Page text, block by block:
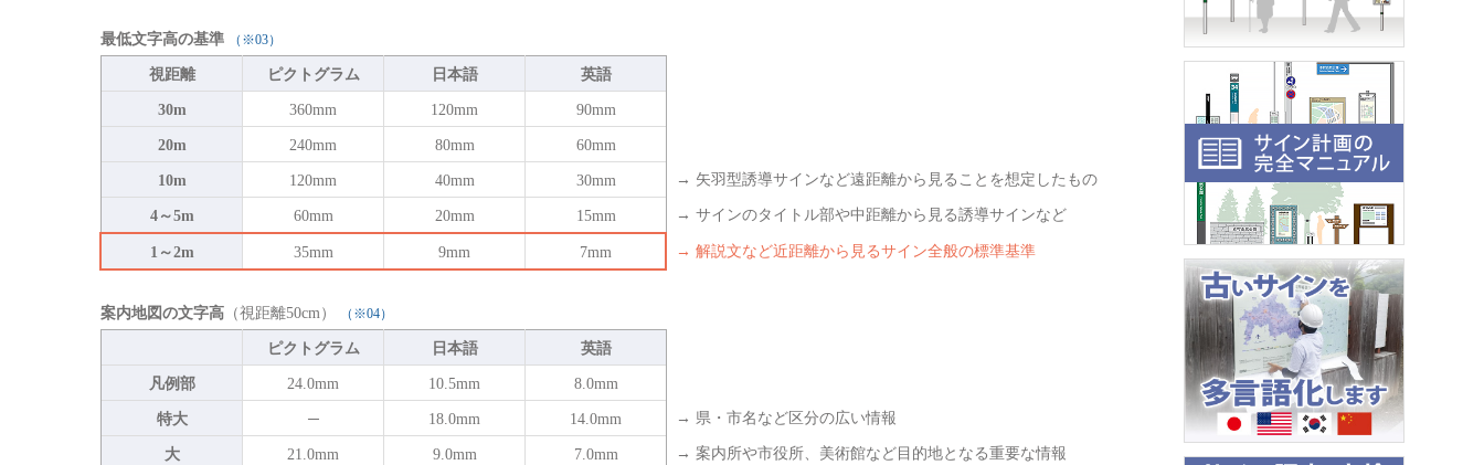
最低文字高の基準 （※03）
視距離 ピクトグラム 日本語
英語
30m
360mm 120mm
90mm
20m
240mm 80mm
60mm
10m
120mm 40mm 30mm → 矢羽型誘導サインなど遠距離から見ることを想定したもの
4～5m 60mm 20mm 15mm → サインのタイトル部や中距離から見る誘導サインなど
1～2m 35mm 9mm 7mm → 解説文など近距離から見るサイン全般の標準基準
案内地図の文字高 （視距離50cm） （※04）
ピクトグラム 日本語
英語
凡例部
24.0mm 10.5mm
8.0mm
特大
─ 18.0mm 14.0mm → 県・市名など区分の広い情報
大 21.0mm 9.0mm 7.0mm → 案内所や市役所、美術館など目的地となる重要な情報